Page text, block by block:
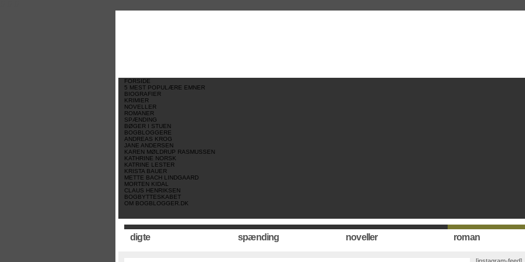
FORSIDE
5 MEST POPULÆRE EMNER
BIOGRAFIER
KRIMIER
NOVELLER
ROMANER
SPÆNDING
BØGER I STUEN
BOGBLOGGERE
ANDREAS KROG
JANE ANDERSEN
KAREN MØLDRUP RASMUSSEN
KATHRINE NORSK
KATRINE LESTER
KRISTA BAUER
METTE BACH LINDGAARD
MORTEN KIDAL
CLAUS HENRIKSEN
BOGBYTTESKABET
OM BOGBLOGGER.DK
digte spænding noveller roman